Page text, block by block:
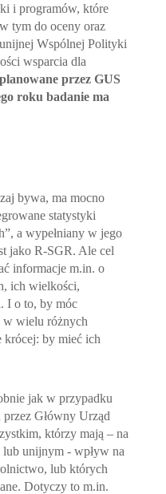
i programów, które
tym do oceny oraz
Wspólnej Polityki
wsparcia dla
przez GUS
roku badanie ma
bywa, ma mocno
statystyki
a wypełniany w jego
jako R-SGR. Ale cel
informacje m.in. o
ich wielkości,
I o to, by móc
w wielu różnych
krócej: by mieć ich
jak w przypadku
Główny Urząd
którzy mają – na
unijnym - wpływ na
lub których
Dotyczy to m.in.